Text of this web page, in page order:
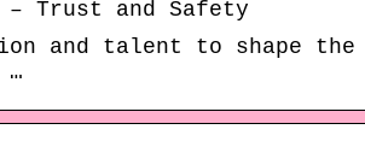
– Trust and Safety
and talent to shape the
…